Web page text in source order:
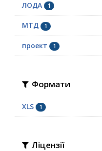
ЛОДА 1
МТД 1
проект 1
Формати
XLS 1
Ліцензії